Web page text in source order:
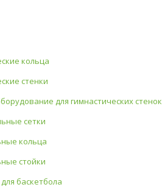
кольца
стенки
для гимнастических стенок
сетки
кольца
стойки
баскетбола